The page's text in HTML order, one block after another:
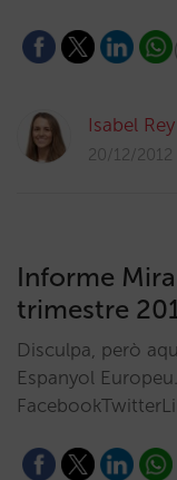
Isabel Rey
20/12/2012
Informe
trimestre
Disculpa, però
Espanyol Europeu.